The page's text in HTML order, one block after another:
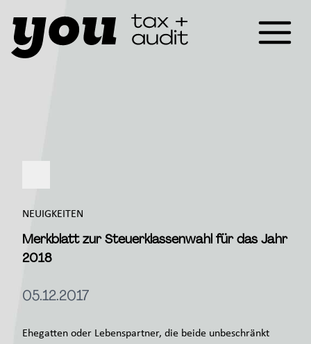
NEUIGKEITEN
Merkblatt zur Steuerklassenwahl für das Jahr
2018
05.12.2017
Ehegatten oder Lebenspartner, die beide unbeschränkt